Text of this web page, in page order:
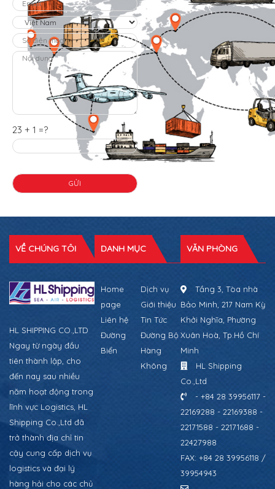
23 + 1 =?
VỀ CHÚNG TÔI
HL SHIPPING CO.,LTD
Ngay từ ngày đầu
tiên thành lập, cho
đến nay sau nhiều
năm hoạt động trong
lĩnh vực Logistics, HL
Shipping Co.,Ltd đã
trở thành địa chỉ tin
cậy cung cấp dịch vụ
logistics và đại lý
hàng hải cho các chủ
DANH MỤC
Home
page
Dịch vụ
Giới thiệu
Liên hệ
Tin Tức
Đường
Biển
Đường Bộ
Hàng
Không
VĂN PHÒNG
Tầng 3, Tòa nhà
Bảo Minh, 217 Nam Kỳ
Khởi Nghĩa, Phường
Xuân Hoà, Tp.Hồ Chí
Minh
HL Shipping
Co.,Ltd
- +84 28 39956117 -
22169288 - 22169388 -
22171588 - 22171688 -
22427988
FAX: +84 28 39956118 /
39954943